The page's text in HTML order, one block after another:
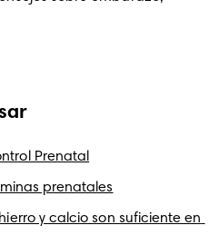
Prenatal
prenatales
y calcio son suficiente en